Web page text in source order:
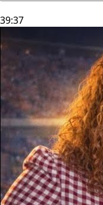
39:37